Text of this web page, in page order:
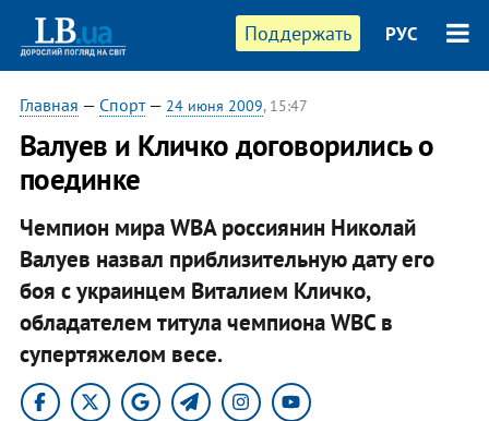
Поддержать РУС
Главная — Спорт— 24 июня 2009, 15:47
Валуев и Кличко договорились о
поединке
Чемпион мира WBА россиянин Николай
Валуев назвал приблизительную дату его
боя с украинцем Виталием Кличко,
обладателем титула чемпиона WBС в
супертяжелом весе.